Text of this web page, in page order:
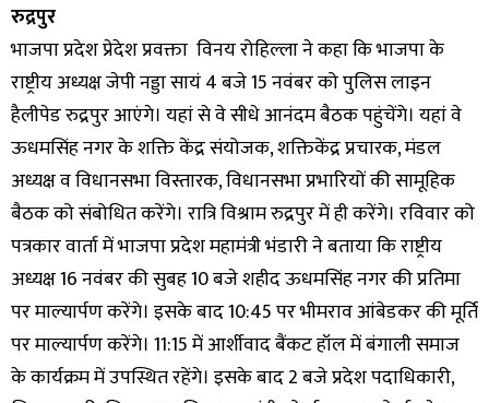
रुद्रपुर
भाजपा प्रदेश प्रेदेश प्रवक्ता विनय रोहिल्ला ने कहा कि भाजपा के
राष्ट्रीय अध्यक्ष जेपी नड्डा सायं 4 बजे 15 नवंबर को पुलिस लाइन
हैलीपेड रुद्रपुर आएंगे। यहां से वे सीधे आनंदम बैठक पहुंचेंगे। यहां वे
ऊधमसिंह नगर के शक्ति केंद्र संयोजक, शक्तिकेंद्र प्रचारक, मंडल
अध्यक्ष व विधानसभा विस्तारक, विधानसभा प्रभारियों की सामूहिक
बैठक को संबोधित करेंगे। रात्रि विश्राम रुद्रपुर में ही करेंगे। रविवार को
पत्रकार वार्ता में भाजपा प्रदेश महामंत्री भंडारी ने बताया कि राष्ट्रीय
अध्यक्ष 16 नवंबर की सुबह 10 बजे शहीद ऊधमसिंह नगर की प्रतिमा
पर माल्यार्पण करेंगे। इसके बाद 10:45 पर भीमराव आंबेडकर की मूर्ति
पर माल्यार्पण करेंगे। 11:15 में आर्शीवाद बैंकट हॉल में बंगाली समाज
के कार्यक्रम में उपस्थित रहेंगे। इसके बाद 2 बजे प्रदेश पदाधिकारी,